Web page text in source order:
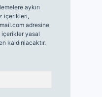
aykırı
içerikleri,
adresine
yasal
kaldırılacaktır.